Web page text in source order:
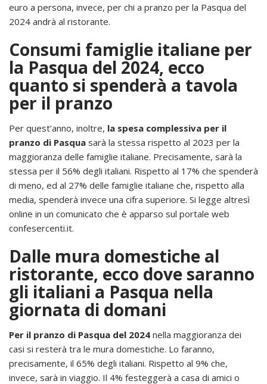
euro a persona, invece, per chi a pranzo per la Pasqua del
2024 andrà al ristorante.
Consumi famiglie italiane per
la Pasqua del 2024, ecco
quanto si spenderà a tavola
per il pranzo
Per quest’anno, inoltre, la spesa complessiva per il
pranzo di Pasqua sarà la stessa rispetto al 2023 per la
maggioranza delle famiglie italiane. Precisamente, sarà la
stessa per il 56% degli italiani. Rispetto al 17% che spenderà
di meno, ed al 27% delle famiglie italiane che, rispetto alla
media, spenderà invece una cifra superiore. Si legge altresì
online in un comunicato che è apparso sul portale web
confesercenti.it.
Dalle mura domestiche al
ristorante, ecco dove saranno
gli italiani a Pasqua nella
giornata di domani
Per il pranzo di Pasqua del 2024 nella maggioranza dei
casi si resterà tra le mura domestiche. Lo faranno,
precisamente, il 65% degli italiani. Rispetto al 9% che,
invece, sarà in viaggio. Il 4% festeggerà a casa di amici o